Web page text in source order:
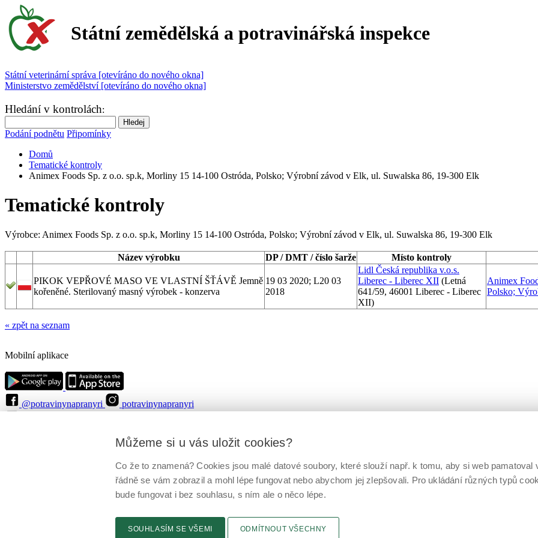
Státní zemědělská a potravinářská inspekce
Státní veterinární správa [otevíráno do nového okna]
Ministerstvo zemědělství [otevíráno do nového okna]
Hledání v kontrolách:
Podání podnětu Připomínky
Domů
Tematické kontroly
Animex Foods Sp. z o.o. sp.k, Morliny 15 14-100 Ostróda, Polsko; Výrobní závod v Elk, ul. Suwalska 86, 19-300 Elk
Tematické kontroly
Výrobce: Animex Foods Sp. z o.o. sp.k, Morliny 15 14-100 Ostróda, Polsko; Výrobní závod v Elk, ul. Suwalska 86, 19-300 Elk
Název výrobku DP / DMT / číslo šarže Místo kontroly
PIKOK VEPŘOVÉ MASO VE VLASTNÍ ŠŤÁVĚ Jemně
kořeněné. Sterilovaný masný výrobek - konzerva
19 03 2020; L20 03
2018
Lidl Česká republika v.o.s.
Liberec - Liberec XII (Letná
641/59, 46001 Liberec - Liberec
XII)
Animex
Polsko;
« zpět na seznam
Mobilní aplikace
@potravinynapranyri
potravinynapranyri
epodatelna
szpi.gov.cz
IČO: 75014149, DIČ: CZ75014149
Nastavení cookies
Můžeme si u vás uložit cookies?
Co že to znamená? Cookies jsou malé datové soubory, které slouží např. k tomu, aby si web
řádně se vám zobrazil a mohl lépe fungovat nebo abychom jej zlepšovali. Pro ukládání různých typů
bude fungovat i bez souhlasu, s ním ale o něco lépe.
SOUHLASÍM SE VŠEMI ODMÍTNOUT VŠECHNY